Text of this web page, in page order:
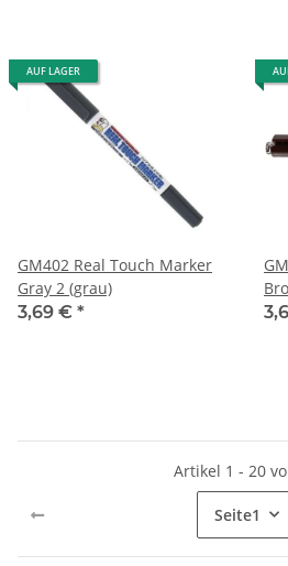
AUF LAGER
GM402 Real Touch Marker
Gray 2 (grau)
3,69 € *
Artikel 1 - 20
Seite1